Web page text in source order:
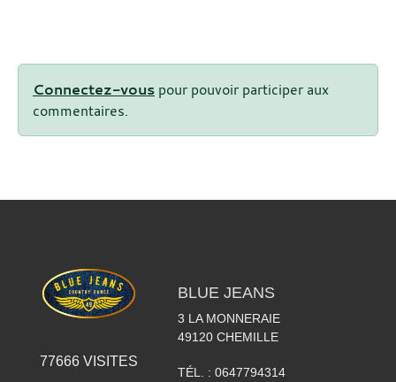
Connectez-vous pour pouvoir participer aux
commentaires.
77666VISITES
BLUE JEANS
3 LA MONNERAIE
49120 CHEMILLE
TÉL. : 0647794314